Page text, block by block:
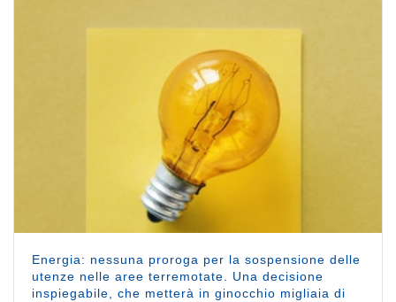
Energia: nessuna proroga per la sospensione delle
utenze nelle aree terremotate. Una decisione
inspiegabile, che metterà in ginocchio migliaia di